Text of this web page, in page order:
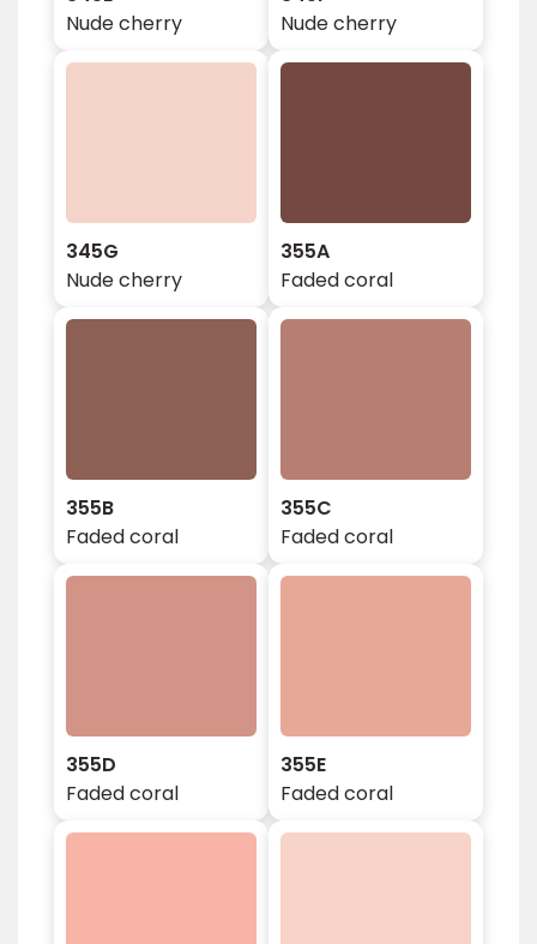
Nude cherry
Nude cherry
345G
Nude cherry
355A
Faded coral
355B
Faded coral
355C
Faded coral
355D
Faded coral
355E
Faded coral